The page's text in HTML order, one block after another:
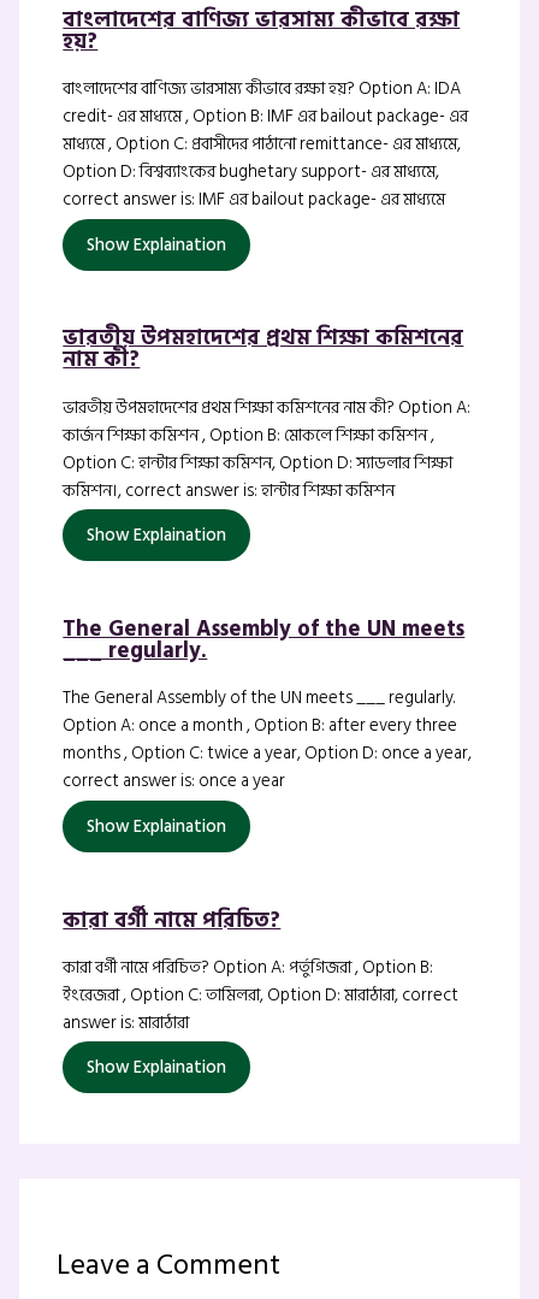
বাংলাদেশের বাণিজ্য ভারসাম্য কীভাবে রক্ষা
হয়?
বাংলাদেশের বাণিজ্য ভারসাম্য কীভাবে রক্ষা হয়? Option A: IDA
credit- এর মাধ্যমে , Option B: IMF এর bailout package- এর
মাধ্যমে , Option C: প্রবাসীদের পাঠানো remittance- এর মাধ্যমে,
Option D: বিশ্বব্যাংকের bughetary support- এর মাধ্যমে,
correct answer is: IMF এর bailout package- এর মাধ্যমে
Show Explaination
ভারতীয় উপমহাদেশের প্রথম শিক্ষা কমিশনের
নাম কী?
ভারতীয় উপমহাদেশের প্রথম শিক্ষা কমিশনের নাম কী? Option A:
কার্জন শিক্ষা কমিশন , Option B: মোকলে শিক্ষা কমিশন ,
Option C: হান্টার শিক্ষা কমিশন, Option D: স্যাডলার শিক্ষা
কমিশন।, correct answer is: হান্টার শিক্ষা কমিশন
Show Explaination
The General Assembly of the UN meets
___ regularly.
The General Assembly of the UN meets ___ regularly.
Option A: once a month , Option B: after every three
months , Option C: twice a year, Option D: once a year,
correct answer is: once a year
Show Explaination
কারা বর্গী নামে পরিচিত?
কারা বর্গী নামে পরিচিত? Option A: পর্তুগিজরা , Option B:
ইংরেজরা , Option C: তামিলরা, Option D: মারাঠারা, correct
answer is: মারাঠারা
Show Explaination
Leave a Comment